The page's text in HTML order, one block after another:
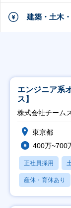
建築・土木
エンジニア系
ス】
株式会社チーム
東京都
400万~700
正社員採用
産休・育休あり